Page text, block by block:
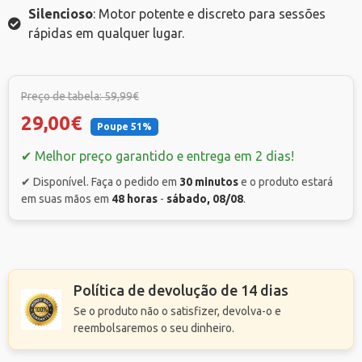
Silencioso: Motor potente e discreto para sessões
rápidas em qualquer lugar.
Preço de tabela: 59,99€
29,00€ Poupe 51%
✔ Melhor preço garantido e entrega em 2 dias!
✔ Disponível. Faça o pedido em 30 minutose o produto estará
em suas mãos em 48 horas - sábado, 08/08.
Política de devolução de 14 dias
Se o produto não o satisfizer, devolva-o e
reembolsaremos o seu dinheiro.